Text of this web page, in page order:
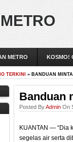
METRO KOSMO!
TERKINI » BANDUAN
Banduan
Posted ByAdmin On
KUANTAN — “Dia
segelas air serta